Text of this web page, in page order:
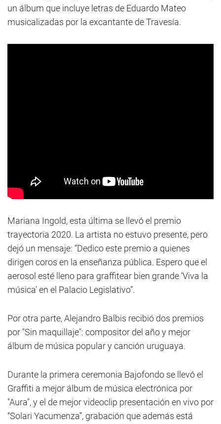
un álbum que incluye letras de Eduardo Mateo
musicalizadas por la excantante de Travesía.
Mariana Ingold, esta última se llevó el premio
trayectoria 2020. La artista no estuvo presente, pero
dejó un mensaje: “Dedico este premio a quienes
dirigen coros en la enseñanza pública. Espero que el
aerosol esté lleno para graffitear bien grande ‘Viva la
música’ en el Palacio Legislativo”.
Por otra parte, Alejandro Balbis recibió dos premios
por "Sin maquillaje": compositor del año y mejor
álbum de música popular y canción uruguaya.
Durante la primera ceremonia Bajofondo se llevó el
Graffiti a mejor álbum de música electrónica por
"Aura", y el de mejor videoclip presentación en vivo por
“Solari Yacumenza”, grabación que además está